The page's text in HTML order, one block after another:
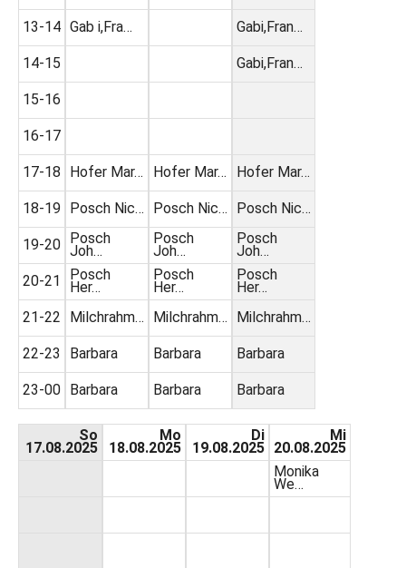
13-14
14-15
15-16
16-17
17-18
18-19
19-20
20-21
21-22
22-23
23-00
Gab i,Fra…
Hofer Mar…
Posch Nic…
Posch
Joh…
Posch
Her…
Milchrahm…
Barbara
Barbara
Hofer Mar…
Posch Nic…
Posch
Joh…
Posch
Her…
Milchrahm…
Barbara
Barbara
Gabi,Fran…
Gabi,Fran…
Hofer Mar…
Posch Nic…
Posch
Joh…
Posch
Her…
Milchrahm…
Barbara
Barbara
So
17.08.2025
Mo
18.08.2025
Di
19.08.2025
Mi
20.08.2025
Monika
We…